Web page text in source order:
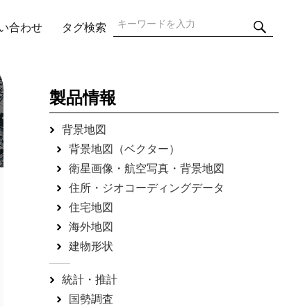
合わせ タグ検索
検
索:
製品情報
背景地図
背景地図（ベクター）
衛星画像・航空写真・背景地図
住所・ジオコーディングデータ
住宅地図
海外地図
建物形状
統計・推計
国勢調査